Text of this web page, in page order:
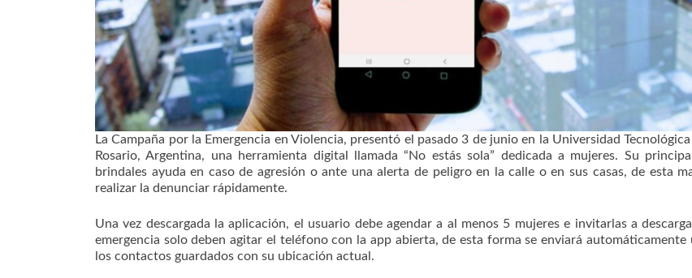
La Campaña por la Emergencia en Violencia, presentó el pasado 3 de junio en la Universidad
Rosario, Argentina, una herramienta digital llamada “No estás sola” dedicada a mujeres. Su
brindales ayuda en caso de agresión o ante una alerta de peligro en la calle o en sus casas, de esta
realizar la denunciar rápidamente.
Una vez descargada la aplicación, el usuario debe agendar a al menos 5 mujeres e invitarlas a
emergencia solo deben agitar el teléfono con la app abierta, de esta forma se enviará automáticamente
los contactos guardados con su ubicación actual.